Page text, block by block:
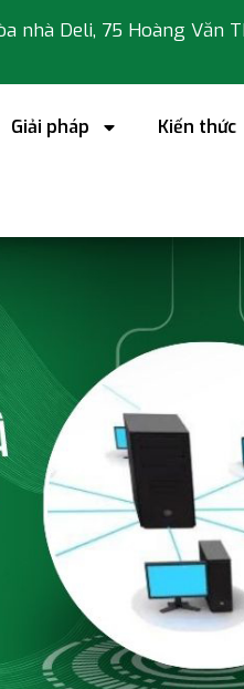
nhà Deli, 75 Hoàng Văn
Giải pháp Kiến thức